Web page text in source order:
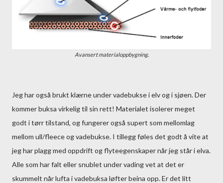
Avansert materialoppbygning.
Jeg har også brukt klærne under vadebukse i elv og i sjøen. Der
kommer buksa virkelig til sin rett! Materialet isolerer meget
godt i tørr tilstand, og fungerer også supert som mellomlag
mellom ull/fleece og vadebukse. I tillegg føles det godt å vite at
jeg har plagg med oppdrift og flyteegenskaper når jeg står i elva.
Alle som har falt eller snublet under vading vet at det er
skummelt når lufta i vadebuksa løfter beina opp. Er det litt